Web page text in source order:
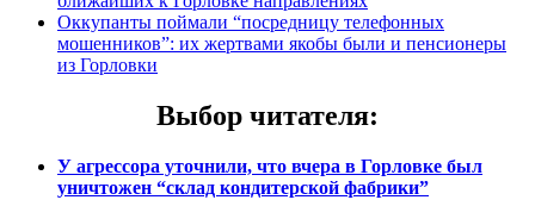
Оккупанты поймали “посредницу телефонных
мошенников”: их жертвами якобы были и пенсионеры
из Горловки
Выбор читателя:
У агрессора уточнили, что вчера в Горловке был
уничтожен “склад кондитерской фабрики”